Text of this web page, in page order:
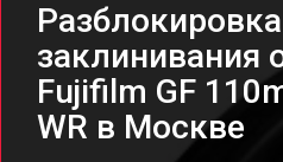
Разблокировка
заклинивания
Fujifilm GF
WR в Москве